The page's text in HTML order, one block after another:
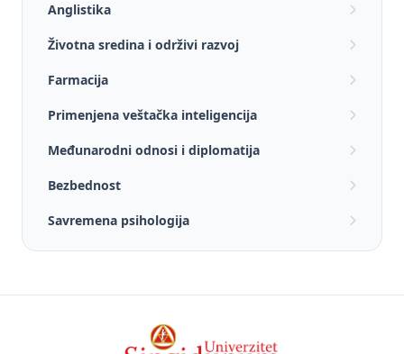
Anglistika
Životna sredina i održivi razvoj
Farmacija
Primenjena veštačka inteligencija
Međunarodni odnosi i diplomatija
Bezbednost
Savremena psihologija